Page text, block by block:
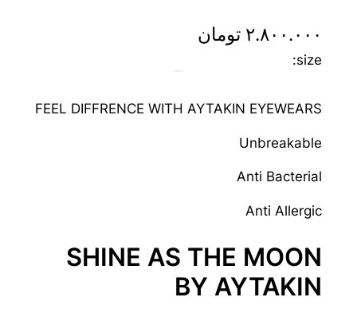
۲.۸۰۰.۰۰۰ تومان
size:
FEEL DIFFRENCE WITH AYTAKIN EYEWEARS
Unbreakable
Anti Bacterial
Anti Allergic
SHINE AS THE MOON
BY AYTAKIN